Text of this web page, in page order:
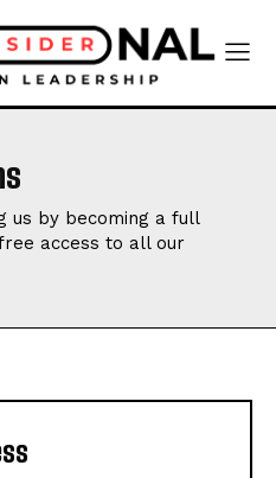
us by becoming a full
access to all our